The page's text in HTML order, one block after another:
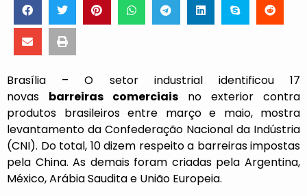
Brasília – O setor industrial identificou 17
novas barreiras comerciais no exterior contra
produtos brasileiros entre março e maio, mostra
levantamento da Confederação Nacional da Indústria
(CNI). Do total, 10 dizem respeito a barreiras impostas
pela China. As demais foram criadas pela Argentina,
México, Arábia Saudita e União Europeia.